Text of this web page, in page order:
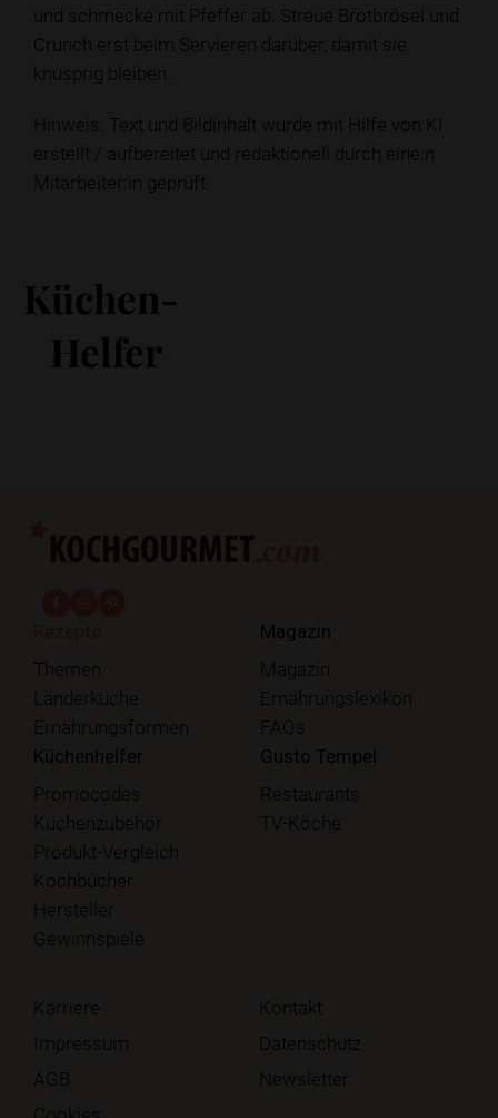
und schmecke mit Pfeffer ab. Streue Brotbrösel und
Crunch erst beim Servieren darüber, damit sie
knusprig bleiben.
Hinweis: Text und Bildinhalt wurde mit Hilfe von KI
erstellt / aufbereitet und redaktionell durch eine:n
Mitarbeiter:in geprüft.
Küchen-
Helfer
Themen
Länderküche
Ernährungsformen
Magazin
Magazin
Ernährungslexikon
FAQs
Küchenhelfer
Promocodes
Küchenzubehör
Produkt-Vergleich
Kochbücher
Hersteller
Gewinnspiele
Gusto Tempel
Restaurants
TV-Köche
Karriere
Kontakt
Impressum
Datenschutz
AGB
Newsletter